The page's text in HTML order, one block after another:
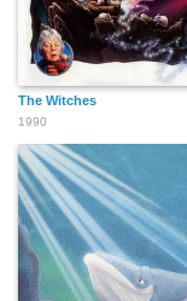
The Witches
1990